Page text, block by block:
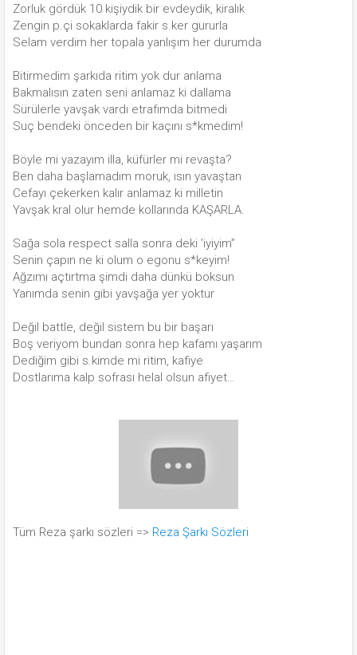
Zorluk gördük 10 kişiydik bir evdeydik, kiralık
Zengin p.çi sokaklarda fakir s.ker gururla
Selam verdim her topala yanlışım her durumda
Bitirmedim şarkıda ritim yok dur anlama
Bakmalısın zaten seni anlamaz ki dallama
Sürülerle yavşak vardı etrafımda bitmedi
Suç bendeki önceden bir kaçını s*kmedim!
Böyle mi yazayım illa, küfürler mi revaşta?
Ben daha başlamadım moruk, ısın yavaştan
Cefayı çekerken kalır anlamaz ki milletin
Yavşak kral olur hemde kollarında KAŞARLA.
Sağa sola respect salla sonra deki 'iyiyim”
Senin çapın ne ki olum o egonu s*keyim!
Ağzımı açtırtma şimdi daha dünkü boksun
Yanımda senin gibi yavşağa yer yoktur
Değil battle, değil sistem bu bir başarı
Boş veriyom bundan sonra hep kafamı yaşarım
Dediğim gibi s.kimde mi ritim, kafiye
Dostlarıma kalp sofrası helal olsun afiyet…
Tüm Reza şarkı sözleri => Reza Şarkı Sözleri